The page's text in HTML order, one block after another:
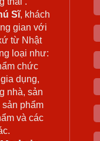
Sĩ, khách
gian với
từ Nhật
loại như:
chức
dụng,
nhà, sản
sản phẩm
và các